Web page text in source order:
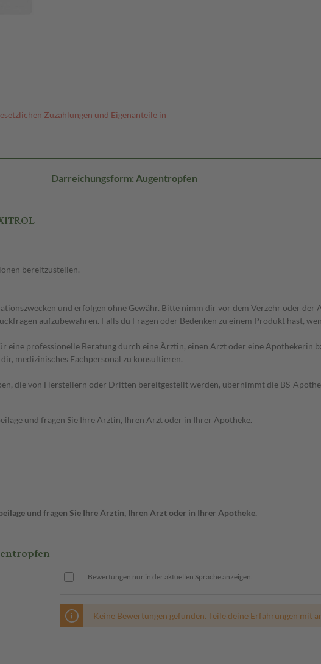
Zuzahlungen und Eigenanteile in
Darreichungsform: Augentropfen
bereitzustellen.
und erfolgen ohne Gewähr. Bitte nimm dir vor dem Verzehr oder
aufzubewahren. Falls du Fragen oder Bedenken zu einem Produkt hast,
eine professionelle Beratung durch eine Ärztin, einen Arzt oder eine Apothekerin
medizinisches Fachpersonal zu konsultieren.
die von Herstellern oder Dritten bereitgestellt werden, übernimmt die BS-
und fragen Sie Ihre Ärztin, Ihren Arzt oder in Ihrer Apotheke.
und fragen Sie Ihre Ärztin, Ihren Arzt oder in Ihrer Apotheke.
Bewertungen nur in der aktuellen Sprache anzeigen.
Keine Bewertungen gefunden. Teile deine Erfahrungen mit